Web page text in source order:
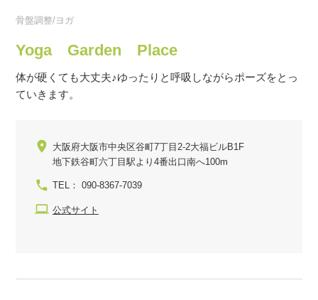
骨盤調整/ヨガ
Yoga Garden Place
体が硬くても大丈夫♪ゆったりと呼吸しながらポーズをとっ
ていきます。
大阪府大阪市中央区谷町7丁目2-2大福ビルB1F
地下鉄谷町六丁目駅より4番出口南へ100m
TEL： 090-8367-7039
公式サイト